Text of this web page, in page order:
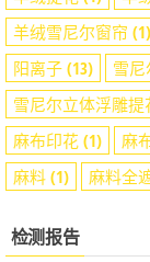
羊绒雪尼尔窗帘 (1)
阳离子(13) 雪尼
雪尼尔立体浮雕提
麻布印花 (1) 麻
麻料(1) 麻料全
检测报告